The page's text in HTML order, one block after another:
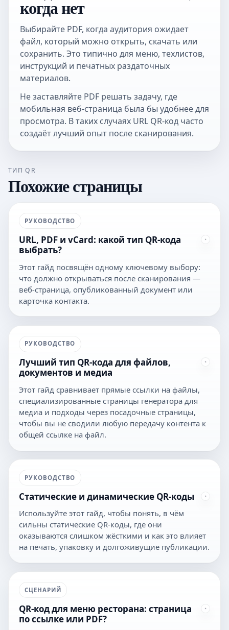
когда нет
Выбирайте PDF, когда аудитория ожидает
файл, который можно открыть, скачать или
сохранить. Это типично для меню, техлистов,
инструкций и печатных раздаточных
материалов.
Не заставляйте PDF решать задачу, где
мобильная веб-страница была бы удобнее для
просмотра. В таких случаях URL QR-кодчасто
создаёт лучший опыт после сканирования.
ТИП QR
Похожие страницы
РУКОВОДСТВО
URL, PDF и vCard: какой тип QR-кода
выбрать?
Этот гайд посвящён одному ключевому выбору:
что должно открываться после сканирования —
веб-страница, опубликованный документ или
карточка контакта.
РУКОВОДСТВО
Лучший тип QR-кода для файлов,
документов и медиа
Этот гайд сравнивает прямые ссылки на файлы,
специализированные страницы генератора для
медиа и подходы через посадочные страницы,
чтобы вы не сводили любую передачу контента к
общей ссылке на файл.
РУКОВОДСТВО
Статические и динамические QR-коды
Используйте этот гайд, чтобы понять, в чём
сильны статические QR-коды, где они
оказываются слишком жёсткими и как это влияет
на печать, упаковку и долгоживущие публикации.
СЦЕНАРИЙ
QR-код для меню ресторана: страница
по ссылке или PDF?